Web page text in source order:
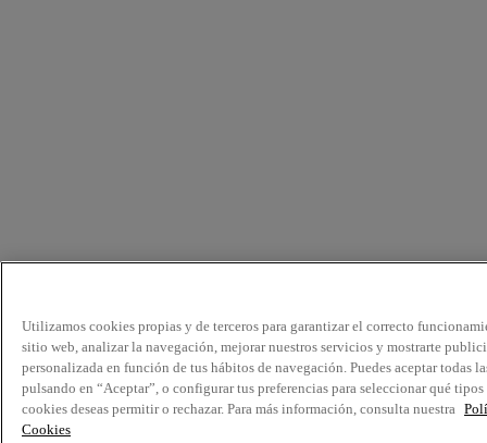
Utilizamos cookies propias y de terceros para garantizar el correcto
sitio web, analizar la navegación, mejorar nuestros servicios y mostrarte
personalizada en función de tus hábitos de navegación. Puedes aceptar todas
pulsando en “Aceptar”, o configurar tus preferencias para seleccionar qué tipos
cookies deseas permitir o rechazar. Para más información, consulta nuestra
Cookies